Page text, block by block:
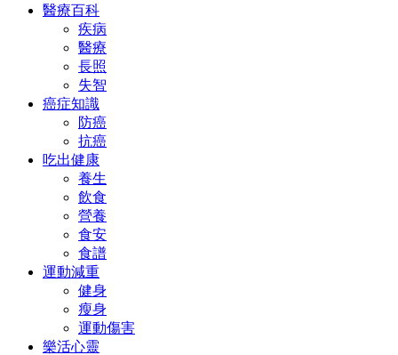
醫療百科
疾病
醫療
長照
失智
癌症知識
防癌
抗癌
吃出健康
養生
飲食
營養
食安
食譜
運動減重
健身
瘦身
運動傷害
樂活心靈